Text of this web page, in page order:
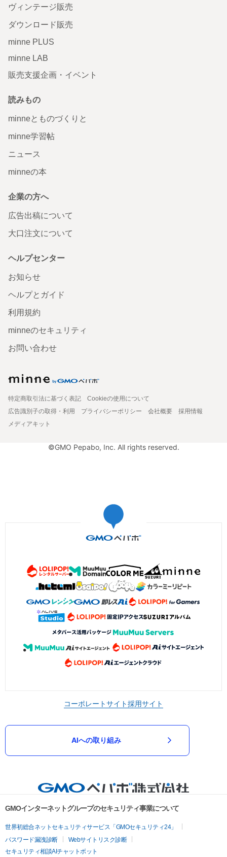
ヴィンテージ販売
ダウンロード販売
minne PLUS
minne LAB
販売支援企画・イベント
読みもの
minneとものづくりと
minne学習帖
ニュース
minneの本
企業の方へ
広告出稿について
大口注文について
ヘルプセンター
お知らせ
ヘルプとガイド
利用規約
minneのセキュリティ
お問い合わせ
特定商取引法に基づく表記
Cookieの使用について
広告識別子の取得・利用
プライバシーポリシー 会社概要
採用情報
メディアキット
©GMO Pepabo, Inc. All rights reserved.
コーポレートサイト採用サイト
AIへの取り組み
GMOインターネットグループのセキュリティ事業について
世界初総合ネットセキュリティサービス「GMOセキュリティ24」
パスワード漏洩診断
Webサイトリスク診断
セキュリティ相談AIチャットボット